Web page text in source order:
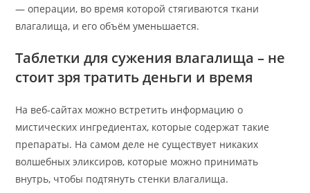
— операции, во время которой стягиваются ткани
влагалища, и его объём уменьшается.
Таблетки для сужения влагалища – не
стоит зря тратить деньги и время
На веб-сайтах можно встретить информацию о
мистических ингредиентах, которые содержат такие
препараты. На самом деле не существует никаких
волшебных эликсиров, которые можно принимать
внутрь, чтобы подтянуть стенки влагалища.